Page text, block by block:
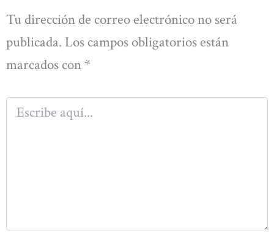
Tu dirección de correo electrónico no será
publicada. Los campos obligatorios están
marcados con *
Escribe
aquí...